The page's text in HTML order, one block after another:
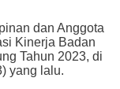
dan Anggota
Kinerja Badan
Tahun 2023, di
yang lalu.